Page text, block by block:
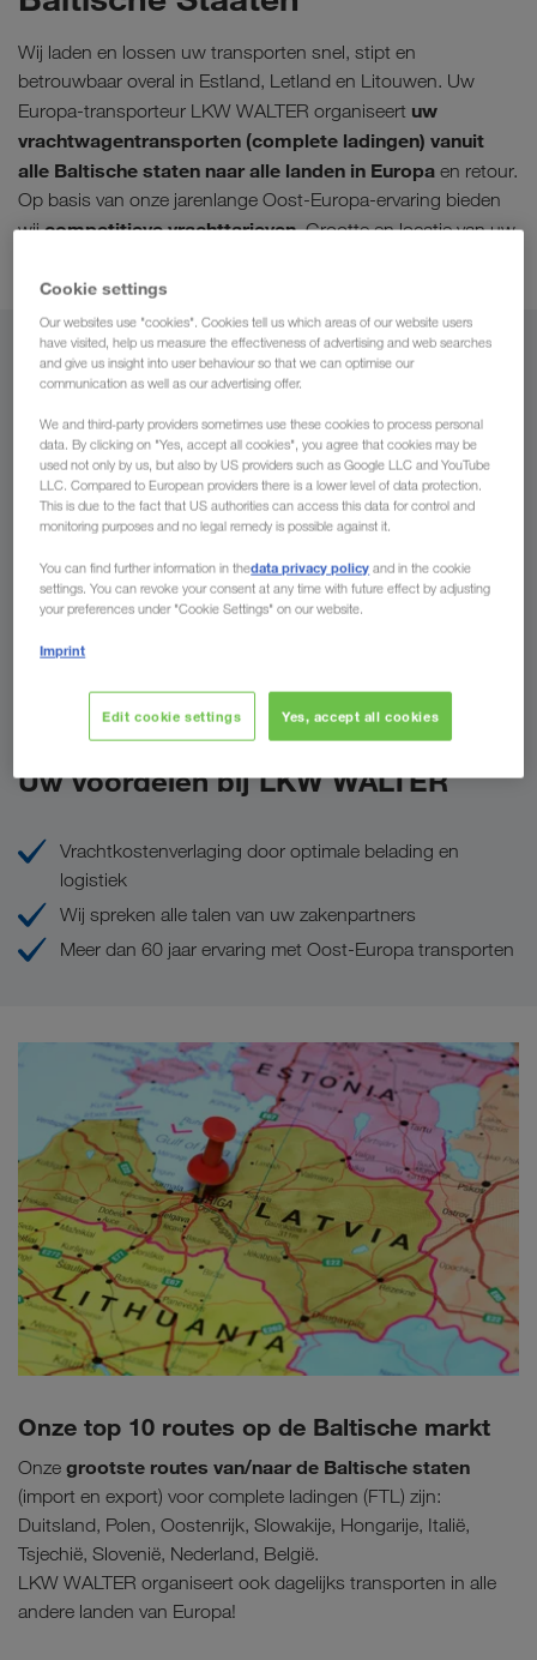
Wij laden en lossen uw transporten snel, stipt en
betrouwbaar overal in Estland, Letland en Litouwen. Uw
Europa-transporteur LKW WALTER organiseert uw
vrachtwagentransporten (complete ladingen) vanuit
alle Baltische staten naar alle landen in Europa en retour.
Op basis van onze jarenlange Oost-Europa-ervaring bieden
wijcompetitieve vrachttarieven. Grootte en locatie van uw
Vanuit
Naar
Land
Nu aanvragen
Uw voordelen bij LKW WALTER
Vrachtkostenverlaging door optimale belading en
logistiek
Wij spreken alle talen van uw zakenpartners
Meer dan 60 jaar ervaring met Oost-Europa transporten
Onze top 10 routes op de Baltische markt
Onze grootste routes van/naar de Baltische staten
(import en export) voor complete ladingen (FTL) zijn:
Duitsland, Polen, Oostenrijk, Slowakije, Hongarije, Italië,
Tsjechië, Slovenië, Nederland, België.
LKW WALTER organiseert ook dagelijks transporten in alle
andere landen van Europa!
Cookie settings
Our websites use "cookies". Cookies tell us which areas of our website users
have visited, help us measure the effectiveness of advertising and web searches
and give us insight into user behaviour so that we can optimise our
communication as well as our advertising offer.
We and third-party providers sometimes use these cookies to process personal
data. By clicking on "Yes, accept all cookies", you agree that cookies may be
used not only by us, but also by US providers such as Google LLC and YouTube
LLC. Compared to European providers there is a lower level of data protection.
This is due to the fact that US authorities can access this data for control and
monitoring purposes and no legal remedy is possible against it.
You can find further information in thedata privacy policy and in the cookie
settings. You can revoke your consent at any time with future effect by adjusting
your preferences under "Cookie Settings" on our website.
Imprint
Edit cookie settings Yes, accept all cookies